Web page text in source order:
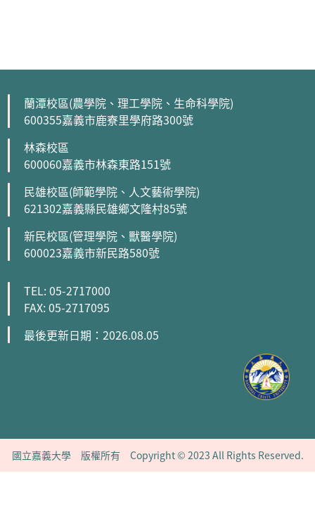
蘭潭校區(農學院、理工學院、生命科學院)
600355嘉義市鹿寮里學府路300號
林森校區
600060嘉義市林森東路151號
民雄校區(師範學院、人文藝術學院)
621302嘉義縣民雄鄉文隆村85號
新民校區(管理學院、獸醫學院)
600023嘉義市新民路580號
TEL: 05-2717000
FAX: 05-2717095
最後更新日期：2026.08.05
國立嘉義大學 版權所有 Copyright © 2023 All Rights Reserved.